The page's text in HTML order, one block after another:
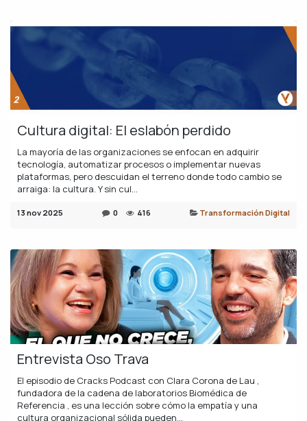
Cultura digital: El eslabón perdido
La mayoría de las organizaciones se enfocan en adquirir
tecnología, automatizar procesos o implementar nuevas
plataformas, pero descuidan el terreno donde todo cambio se
arraiga: la cultura. Y sin cul...
13 nov 2025 0 416 Transformación Digital
Entrevista Oso Trava
El episodio de Cracks Podcast con Clara Corona de Lau ,
fundadora de la cadena de laboratorios Biomédica de
Referencia , es una lección sobre cómo la empatía y una
cultura organizacional sólida pueden...